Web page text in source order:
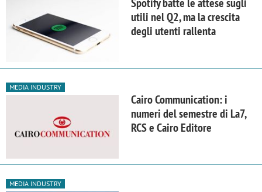
utili nel Q2, ma la crescita
degli utenti rallenta
MEDIA INDUSTRY
Cairo Communication: i
numeri del semestre di La7,
RCS e Cairo Editore
MEDIA INDUSTRY